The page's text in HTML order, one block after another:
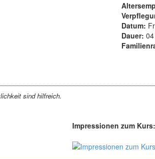
Datum:
Dauer:
sind hilfreich.
Impressionen zum Kurs: